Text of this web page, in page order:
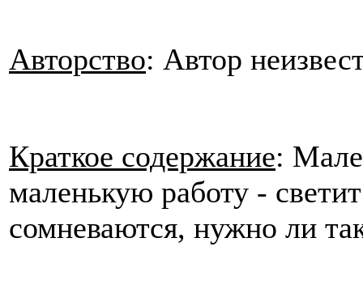
Авторство: Автор
Краткое содержание:
маленькую работу -
сомневаются, нужно ли